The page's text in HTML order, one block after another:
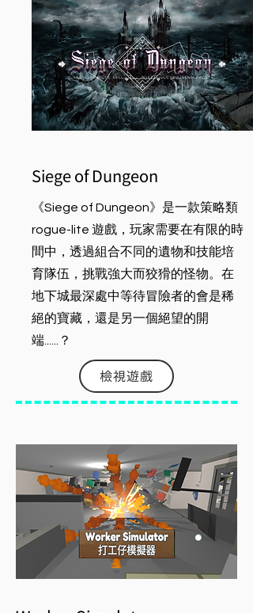
Siege of Dungeon
《Siege of Dungeon》是一款策略類
rogue-lite 遊戲，玩家需要在有限的時
間中，透過組合不同的遺物和技能培
育隊伍，挑戰強大而狡猾的怪物。在
地下城最深處中等待冒險者的會是稀
絕的寶藏，還是另一個絕望的開
端......？
檢視遊戲